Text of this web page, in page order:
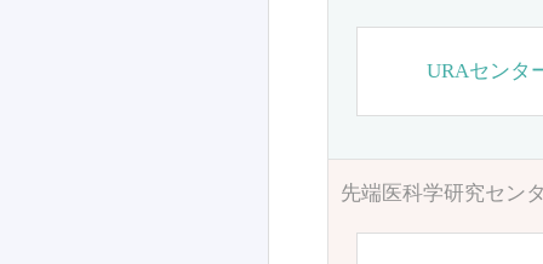
URAセンタ
先端医科学研究セン